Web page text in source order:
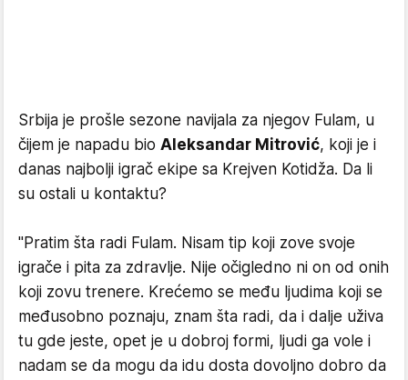
Srbija je prošle sezone navijala za njegov Fulam, u
čijem je napadu bio Aleksandar Mitrović, koji je i
danas najbolji igrač ekipe sa Krejven Kotidža. Da li
su ostali u kontaktu?
"Pratim šta radi Fulam. Nisam tip koji zove svoje
igrače i pita za zdravlje. Nije očigledno ni on od onih
koji zovu trenere. Krećemo se među ljudima koji se
međusobno poznaju, znam šta radi, da i dalje uživa
tu gde jeste, opet je u dobroj formi, ljudi ga vole i
nadam se da mogu da idu dosta dovoljno dobro da